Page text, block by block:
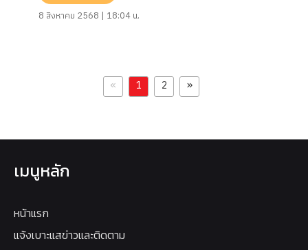
8 สิงหาคม 2568 | 18:04 น.
« 1 2 »
เมนูหลัก
หน้าแรก
แจ้งเบาะแสข่าวและติดตาม